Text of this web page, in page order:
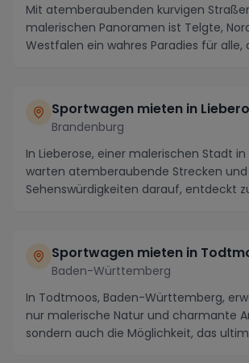
Mit atemberaubenden kurvigen
malerischen Panoramen ist Telgte,
Westfalen ein wahres Paradies für alle,
Sportwagen mieten in
Brandenburg
In Lieberose, einer malerischen Stadt
warten atemberaubende Strecken
Sehenswürdigkeiten darauf, entdeckt
Sportwagen mieten in
Baden-Württemberg
In Todtmoos, Baden-Württemberg,
nur malerische Natur und charmante
sondern auch die Möglichkeit, das